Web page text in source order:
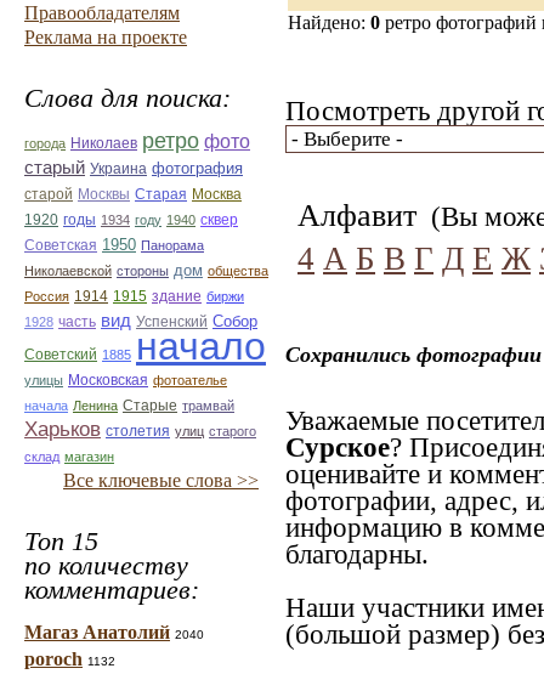
Правообладателям
Реклама на проекте
Слова для поиска:
города Николаев ретро фото
старый Украина фотография
старой Москвы Старая Москва
1920 годы 1934 году 1940 сквер
Советская 1950 Панорама
Николаевской стороны дом общества
Россия 1914 1915 здание биржи
1928 часть вид Успенский Собор
Советский 1885 начало
улицы Московская фотоателье
начала Ленина Старые трамвай
Харьков столетия улиц старого
склад магазин
Все ключевые слова >>
Топ 15
по количеству
комментариев:
Магаз Анатолий 2040
poroch 1132
Найдено: 0 ретро
Посмотреть другой
Алфавит (Вы
4 А Б В Г Д Е Ж
Сохранились
Уважаемые
Сурское?
оценивайте и
фотографии, адрес,
информацию в
благодарны.
Наши участники
(большой размер)